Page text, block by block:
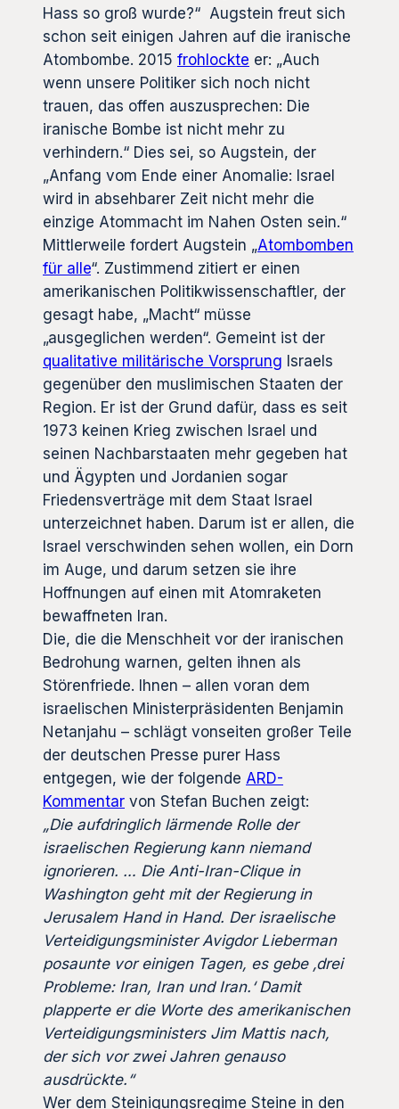
Hass so groß wurde?“ Augstein freut sich
schon seit einigen Jahren auf die iranische
Atombombe. 2015 frohlockte er: „Auch
wenn unsere Politiker sich noch nicht
trauen, das offen auszusprechen: Die
iranische Bombe ist nicht mehr zu
verhindern.“ Dies sei, so Augstein, der
„Anfang vom Ende einer Anomalie: Israel
wird in absehbarer Zeit nicht mehr die
einzige Atommacht im Nahen Osten sein.“
Mittlerweile fordert Augstein „Atombomben
für alle“. Zustimmend zitiert er einen
amerikanischen Politikwissenschaftler, der
gesagt habe, „Macht“ müsse
„ausgeglichen werden“. Gemeint ist der
qualitative militärische Vorsprung Israels
gegenüber den muslimischen Staaten der
Region. Er ist der Grund dafür, dass es seit
1973 keinen Krieg zwischen Israel und
seinen Nachbarstaaten mehr gegeben hat
und Ägypten und Jordanien sogar
Friedensverträge mit dem Staat Israel
unterzeichnet haben. Darum ist er allen, die
Israel verschwinden sehen wollen, ein Dorn
im Auge, und darum setzen sie ihre
Hoffnungen auf einen mit Atomraketen
bewaffneten Iran.
Die, die die Menschheit vor der iranischen
Bedrohung warnen, gelten ihnen als
Störenfriede. Ihnen – allen voran dem
israelischen Ministerpräsidenten Benjamin
Netanjahu – schlägt vonseiten großer Teile
der deutschen Presse purer Hass
entgegen, wie der folgende ARD-
Kommentar von Stefan Buchen zeigt:
„Die aufdringlich lärmende Rolle der
israelischen Regierung kann niemand
ignorieren. … Die Anti-Iran-Clique in
Washington geht mit der Regierung in
Jerusalem Hand in Hand. Der israelische
Verteidigungsminister Avigdor Lieberman
posaunte vor einigen Tagen, es gebe ‚drei
Probleme: Iran, Iran und Iran.‘ Damit
plapperte er die Worte des amerikanischen
Verteidigungsministers Jim Mattis nach,
der sich vor zwei Jahren genauso
ausdrückte.“
Wer dem Steinigungsregime Steine in den